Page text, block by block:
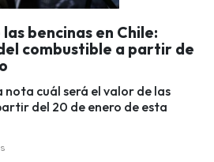
bencinas en Chile:
combustible a partir de
nota cuál será el valor de las
del 20 de enero de esta